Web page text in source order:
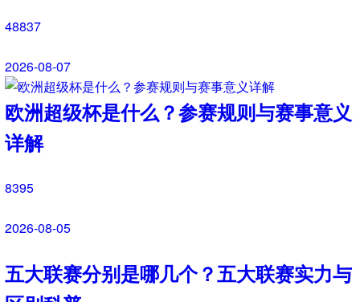
0
0
文字直播
中甲
20:00